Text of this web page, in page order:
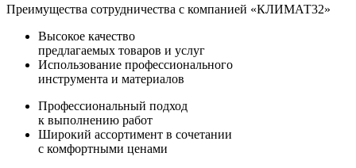
Преимущества сотрудничества с компанией «КЛИМАТ32»
Высокое качество
предлагаемых товаров и услуг
Использование профессионального
инструмента и материалов
Профессиональный подход
к выполнению работ
Широкий ассортимент в сочетании
с комфортными ценами